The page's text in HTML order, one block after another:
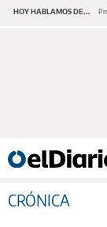
HOY HABLAMOS DE...
CRÓNICA